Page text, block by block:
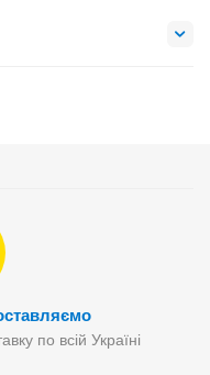
по всій Україні